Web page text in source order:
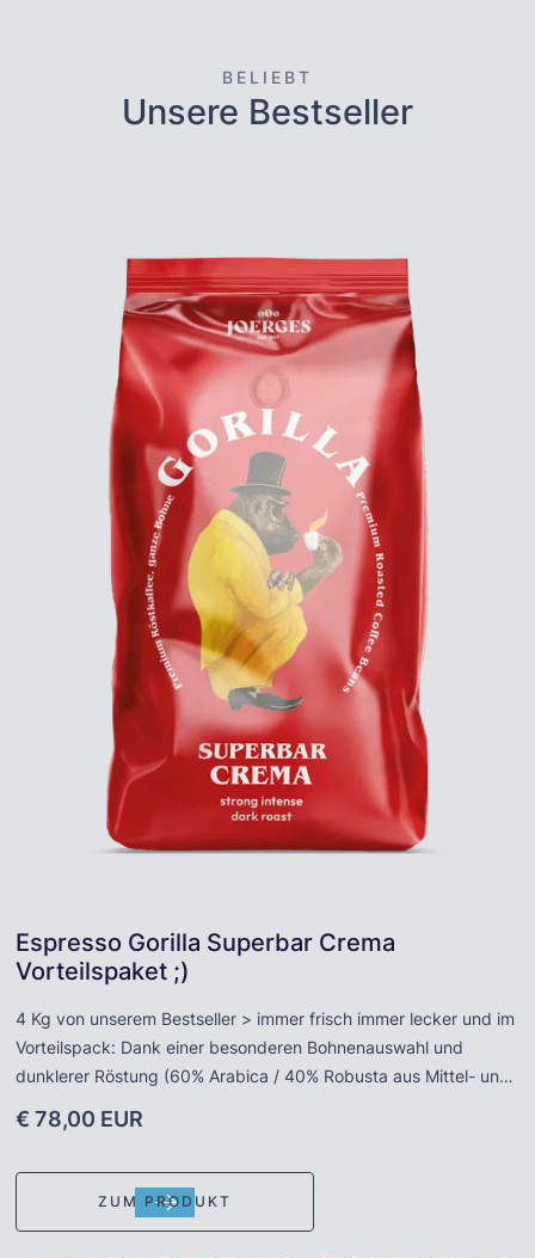
BELIEBT
Unsere Bestseller
Espresso Gorilla Superbar Crema
Vorteilspaket ;)
4 Kg von unserem Bestseller > immer frisch immer lecker und im
Vorteilspack: Dank einer besonderen Bohnenauswahl und
dunklerer Röstung (60% Arabica / 40% Robusta aus Mittel- und
rehbraune Crema sowie Holz- und Nussaromen - der Gorilla
Company empfehlen den „roten“ Gorilla für Espresso oder Caffè
lungo. Gorilla ist die Hausmarke der Traditionsrösterei A.
€ 78,00 EUR
ZUM PRODUKT